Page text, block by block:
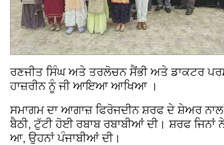
ਰਣਜੀਤ ਸਿੰਘ ਅਤੇ ਤਰਲੋਚਨ ਸੈਂਭੀ ਅਤੇ ਡਾਕਟਰ
ਹਾਜ਼ਰੀਨ ਨੂੰ ਜੀ ਆਇਆ ਆਖਿਆ ।
ਸਮਾਗਮ ਦਾ ਆਗਾਜ਼ ਫਿਰੋਜਦੀਨ ਸ਼ਰਫ ਦੇ ਸ਼ੇਅਰ ਨਾਲ
ਬੈਠੀ, ਟੁੱਟੀ ਹੋਈ ਰਬਾਬ ਰਬਾਬੀਆਂ ਦੀ। ਸ਼ਰਫ ਜਿਨਾਂ
ਆ, ਉਹਨਾਂ ਪੰਜਾਬੀਆਂ ਦੀ।